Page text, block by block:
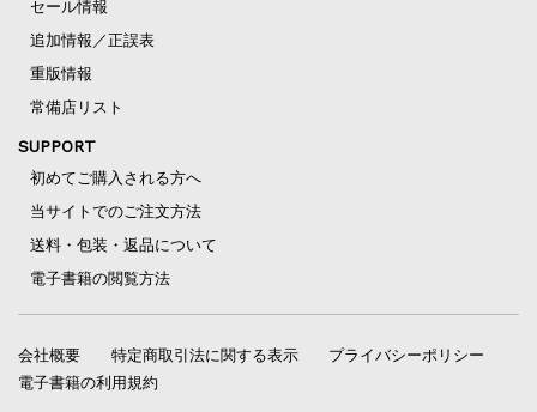
セール情報
追加情報／正誤表
重版情報
常備店リスト
SUPPORT
初めてご購入される方へ
当サイトでのご注文方法
送料・包装・返品について
電子書籍の閲覧方法
会社概要 特定商取引法に関する表示
プライバシーポリシー
電子書籍の利用規約